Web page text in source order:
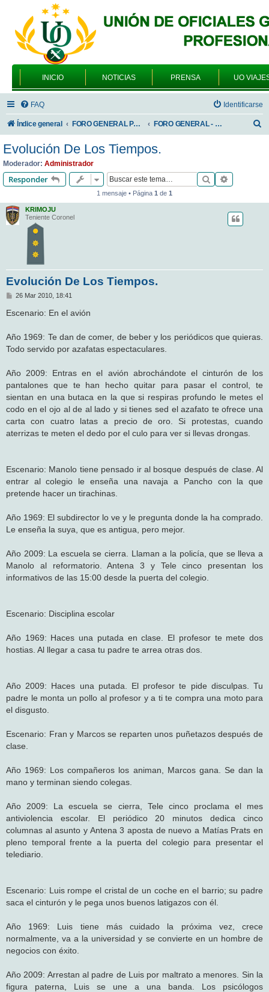
INICIO NOTICIAS PRENSA UO
FAQ Identificarse
Índice general FORO GENERAL PARA TODOS LOS USUARIOS FORO GENERAL - SONRIA, POR FAVOR
r
Evolución De Los Tiempos.
Moderador: Administrador
Responder Buscar
1 mensaje • Página 1 de 1
KRIMOJU
Teniente Coronel
Evolución De Los Tiempos.
M
n
s
j
e
26 Mar 2010, 18:41
Escenario: En el avión
Año 1969: Te dan de comer, de beber y los periódicos que quieras.
Todo servido por azafatas espectaculares.
Año 2009: Entras en el avión abrochándote el cinturón de los
pantalones que te han hecho quitar para pasar el control, te
sientan en una butaca en la que si respiras profundo le metes el
codo en el ojo al de al lado y si tienes sed el azafato te ofrece una
carta con cuatro latas a precio de oro. Si protestas, cuando
aterrizas te meten el dedo por el culo para ver si llevas drongas.
Escenario: Manolo tiene pensado ir al bosque después de clase. Al
entrar al colegio le enseña una navaja a Pancho con la que
pretende hacer un tirachinas.
Año 1969: El subdirector lo ve y le pregunta donde la ha comprado.
Le enseña la suya, que es antigua, pero mejor.
Año 2009: La escuela se cierra. Llaman a la policía, que se lleva a
Manolo al reformatorio. Antena 3 y Tele cinco presentan los
informativos de las 15:00 desde la puerta del colegio.
Escenario: Disciplina escolar
Año 1969: Haces una putada en clase. El profesor te mete dos
hostias. Al llegar a casa tu padre te arrea otras dos.
Año 2009: Haces una putada. El profesor te pide disculpas. Tu
padre le monta un pollo al profesor y a ti te compra una moto para
el disgusto.
Escenario: Fran y Marcos se reparten unos puñetazos después de
clase.
Año 1969: Los compañeros los animan, Marcos gana. Se dan la
mano y terminan siendo colegas.
Año 2009: La escuela se cierra, Tele cinco proclama el mes
antiviolencia escolar. El periódico 20 minutos dedica cinco
columnas al asunto y Antena 3 aposta de nuevo a Matías Prats en
pleno temporal frente a la puerta del colegio para presentar el
telediario.
Escenario: Luis rompe el cristal de un coche en el barrio; su padre
saca el cinturón y le pega unos buenos latigazos con él.
Año 1969: Luis tiene más cuidado la próxima vez, crece
normalmente, va a la universidad y se convierte en un hombre de
negocios con éxito.
Año 2009: Arrestan al padre de Luis por maltrato a menores. Sin la
figura paterna, Luis se une a una banda. Los psicólogos